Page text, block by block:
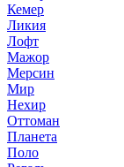
Кемер
Ликия
Лофт
Мажор
Мерсин
Мир
Нехир
Оттоман
Планета
Поло